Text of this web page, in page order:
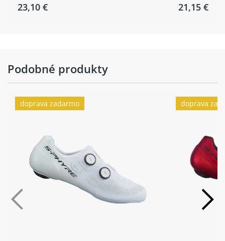
23,10 € 21,15 €
Podobné produkty
doprava zadarmo doprava